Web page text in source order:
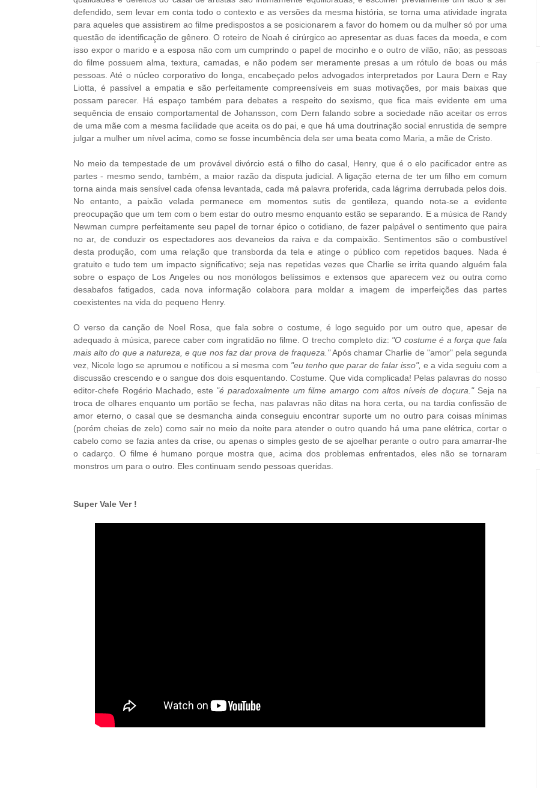
defendido, sem levar em conta todo o contexto e as versões da mesma história, se torna uma atividade ingrata
para aqueles que assistirem ao filme predispostos a se posicionarem a favor do homem ou da mulher só por uma
questão de identificação de gênero. O roteiro de Noah é cirúrgico ao apresentar as duas faces da moeda, e com
isso expor o marido e a esposa não com um cumprindo o papel de mocinho e o outro de vilão, não; as pessoas
do filme possuem alma, textura, camadas, e não podem ser meramente presas a um rótulo de boas ou más
pessoas. Até o núcleo corporativo do longa, encabeçado pelos advogados interpretados por Laura Dern e Ray
Liotta, é passível a empatia e são perfeitamente compreensíveis em suas motivações, por mais baixas que
possam parecer. Há espaço também para debates a respeito do sexismo, que fica mais evidente em uma
sequência de ensaio comportamental de Johansson, com Dern falando sobre a sociedade não aceitar os erros
de uma mãe com a mesma facilidade que aceita os do pai, e que há uma doutrinação social enrustida de sempre
julgar a mulher um nível acima, como se fosse incumbência dela ser uma beata como Maria, a mãe de Cristo.
No meio da tempestade de um provável divórcio está o filho do casal, Henry, que é o elo pacificador entre as
partes - mesmo sendo, também, a maior razão da disputa judicial. A ligação eterna de ter um filho em comum
torna ainda mais sensível cada ofensa levantada, cada má palavra proferida, cada lágrima derrubada pelos dois.
No entanto, a paixão velada permanece em momentos sutis de gentileza, quando nota-se a evidente
preocupação que um tem com o bem estar do outro mesmo enquanto estão se separando. E a música de Randy
Newman cumpre perfeitamente seu papel de tornar épico o cotidiano, de fazer palpável o sentimento que paira
no ar, de conduzir os espectadores aos devaneios da raiva e da compaixão. Sentimentos são o combustível
desta produção, com uma relação que transborda da tela e atinge o público com repetidos baques. Nada é
gratuito e tudo tem um impacto significativo; seja nas repetidas vezes que Charlie se irrita quando alguém fala
sobre o espaço de Los Angeles ou nos monólogos belíssimos e extensos que aparecem vez ou outra como
desabafos fatigados, cada nova informação colabora para moldar a imagem de imperfeições das partes
coexistentes na vida do pequeno Henry.
O verso da canção de Noel Rosa, que fala sobre o costume, é logo seguido por um outro que, apesar de
adequado à música, parece caber com ingratidão no filme. O trecho completo diz: "O costume é a força que fala
mais alto do que a natureza, e que nos faz dar prova de fraqueza."Após chamar Charlie de "amor" pela segunda
vez, Nicole logo se aprumou e notificou a si mesma com "eu tenho que parar de falar isso", e a vida seguiu com a
discussão crescendo e o sangue dos dois esquentando. Costume. Que vida complicada! Pelas palavras do nosso
editor-chefe Rogério Machado, este "é paradoxalmente um filme amargo com altos níveis de doçura."Seja na
troca de olhares enquanto um portão se fecha, nas palavras não ditas na hora certa, ou na tardia confissão de
amor eterno, o casal que se desmancha ainda conseguiu encontrar suporte um no outro para coisas mínimas
(porém cheias de zelo) como sair no meio da noite para atender o outro quando há uma pane elétrica, cortar o
cabelo como se fazia antes da crise, ou apenas o simples gesto de se ajoelhar perante o outro para amarrar-lhe
o cadarço. O filme é humano porque mostra que, acima dos problemas enfrentados, eles não se tornaram
monstros um para o outro. Eles continuam sendo pessoas queridas.
Super Vale Ver !